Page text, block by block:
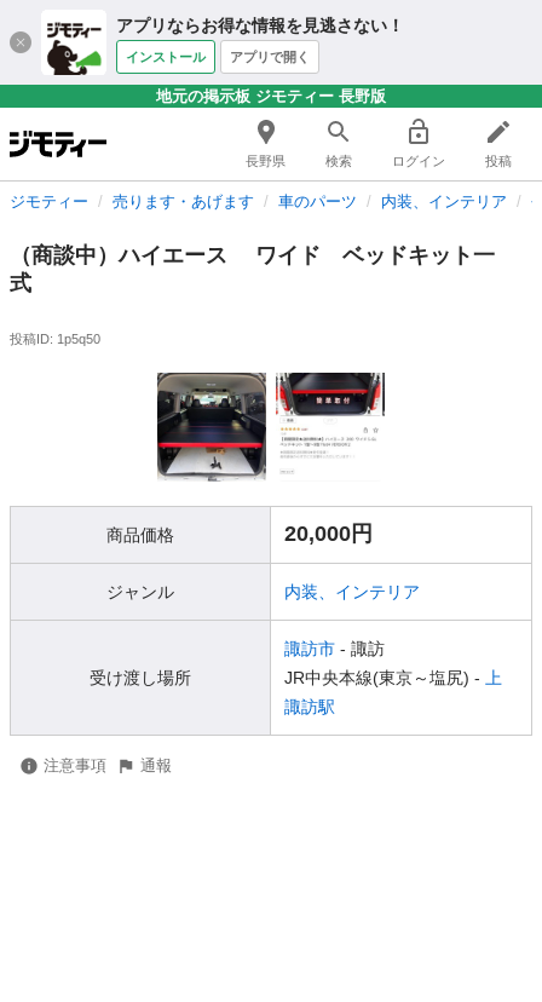
アプリならお得な情報を見逃さない！
インストール アプリで開く
地元の掲示板 ジモティー 長野版
長野県 検索 ログイン 投稿
ジモティー 売ります・あげます 車のパーツ 内装、インテリア
（商談中）ハイエース ワイド ベッドキット一
式
投稿ID: 1p5q50
商品価格 20,000円
ジャンル 内装、インテリア
受け渡し場所
諏訪市 - 諏訪
JR中央本線(東京～塩尻) -
上
諏訪駅
注意事項 通報